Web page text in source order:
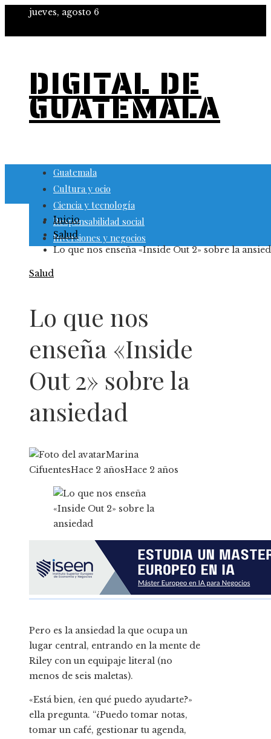
jueves, agosto 6
DIGITAL DE
GUATEMALA
Guatemala
Cultura y ocio
Ciencia y tecnología
Responsabilidad social
Inversiones y negocios
Inicio
Salud
Lo que nos enseña «Inside Out 2» sobre la
Salud
Lo que nos
enseña «Inside
Out 2» sobre la
ansiedad
Marina
CifuentesHace 2 añosHace 2 años
Pero es la ansiedad la que ocupa un
lugar central, entrando en la mente de
Riley con un equipaje literal (no
menos de seis maletas).
«Está bien, ¿en qué puedo ayudarte?»
ella pregunta. “¿Puedo tomar notas,
tomar un café, gestionar tu agenda,